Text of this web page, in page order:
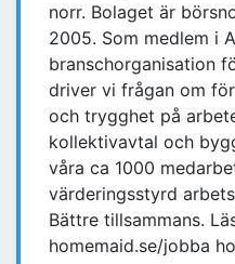
norr. Bolaget är
2005. Som medlem i
branschorganisation
driver vi frågan om
och trygghet på
kollektivavtal och
våra ca 1000
värderingsstyrd
Bättre tillsammans.
homemaid.se/jobba